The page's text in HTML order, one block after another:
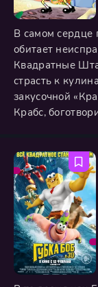
В самом сердце
обитает
Квадратные
страсть к
закусочной
Крабс,
простодушного
предаётся
создания